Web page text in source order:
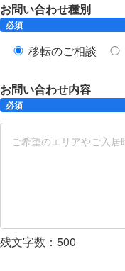
お問い合わせ種別
必須
移転のご相談
お問い合わせ内容
必須
残文字数： 500